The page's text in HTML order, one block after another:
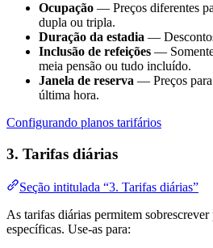
Ocupação — Preços diferentes
dupla ou tripla.
Duração da estadia —
Inclusão de refeições —
meia pensão ou tudo incluído.
Janela de reserva — Preços para
última hora.
Configurando planos tarifários
3. Tarifas diárias
Seção intitulada “3. Tarifas diárias”
As tarifas diárias permitem sobrescrever
específicas. Use-as para: